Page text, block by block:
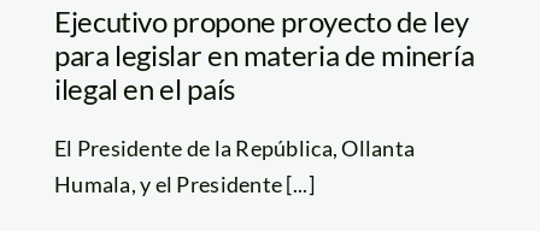
Ejecutivo propone proyecto de ley
para legislar en materia de minería
ilegal en el país
El Presidente de la República, Ollanta
Humala, y el Presidente [...]